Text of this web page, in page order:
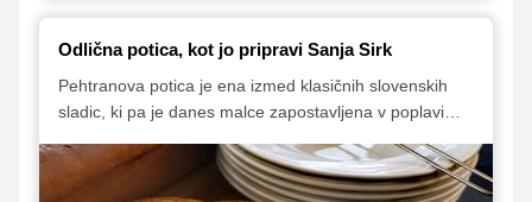
Odlična potica, kot jo pripravi Sanja Sirk
Pehtranova potica je ena izmed klasičnih slovenskih
sladic, ki pa je danes malce zapostavljena v poplavi
pravi Sanja Sirk, ki nam je zaupala preprost recept, po
katerem pehtranovo potico pripravlja sama, bi jo morali